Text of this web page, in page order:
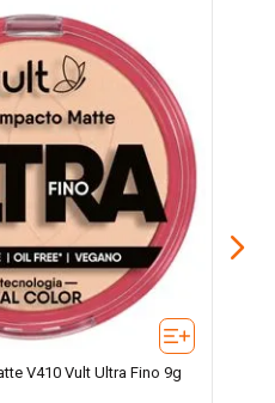
V410 Vult Ultra Fino 9g